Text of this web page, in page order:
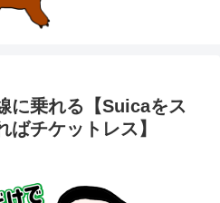
に乗れる【Suicaをス
ばチケットレス】